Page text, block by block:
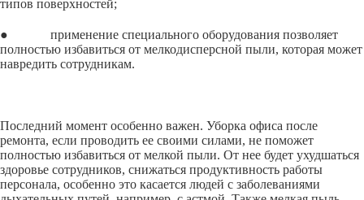
типов поверхностей;
● применение специального оборудования позволяет
полностью избавиться от мелкодисперсной пыли, которая может
навредить сотрудникам.
Последний момент особенно важен. Уборка офиса после
ремонта, если проводить ее своими силами, не поможет
полностью избавиться от мелкой пыли. От нее будет ухудшаться
здоровье сотрудников, снижаться продуктивность работы
персонала, особенно это касается людей с заболеваниями